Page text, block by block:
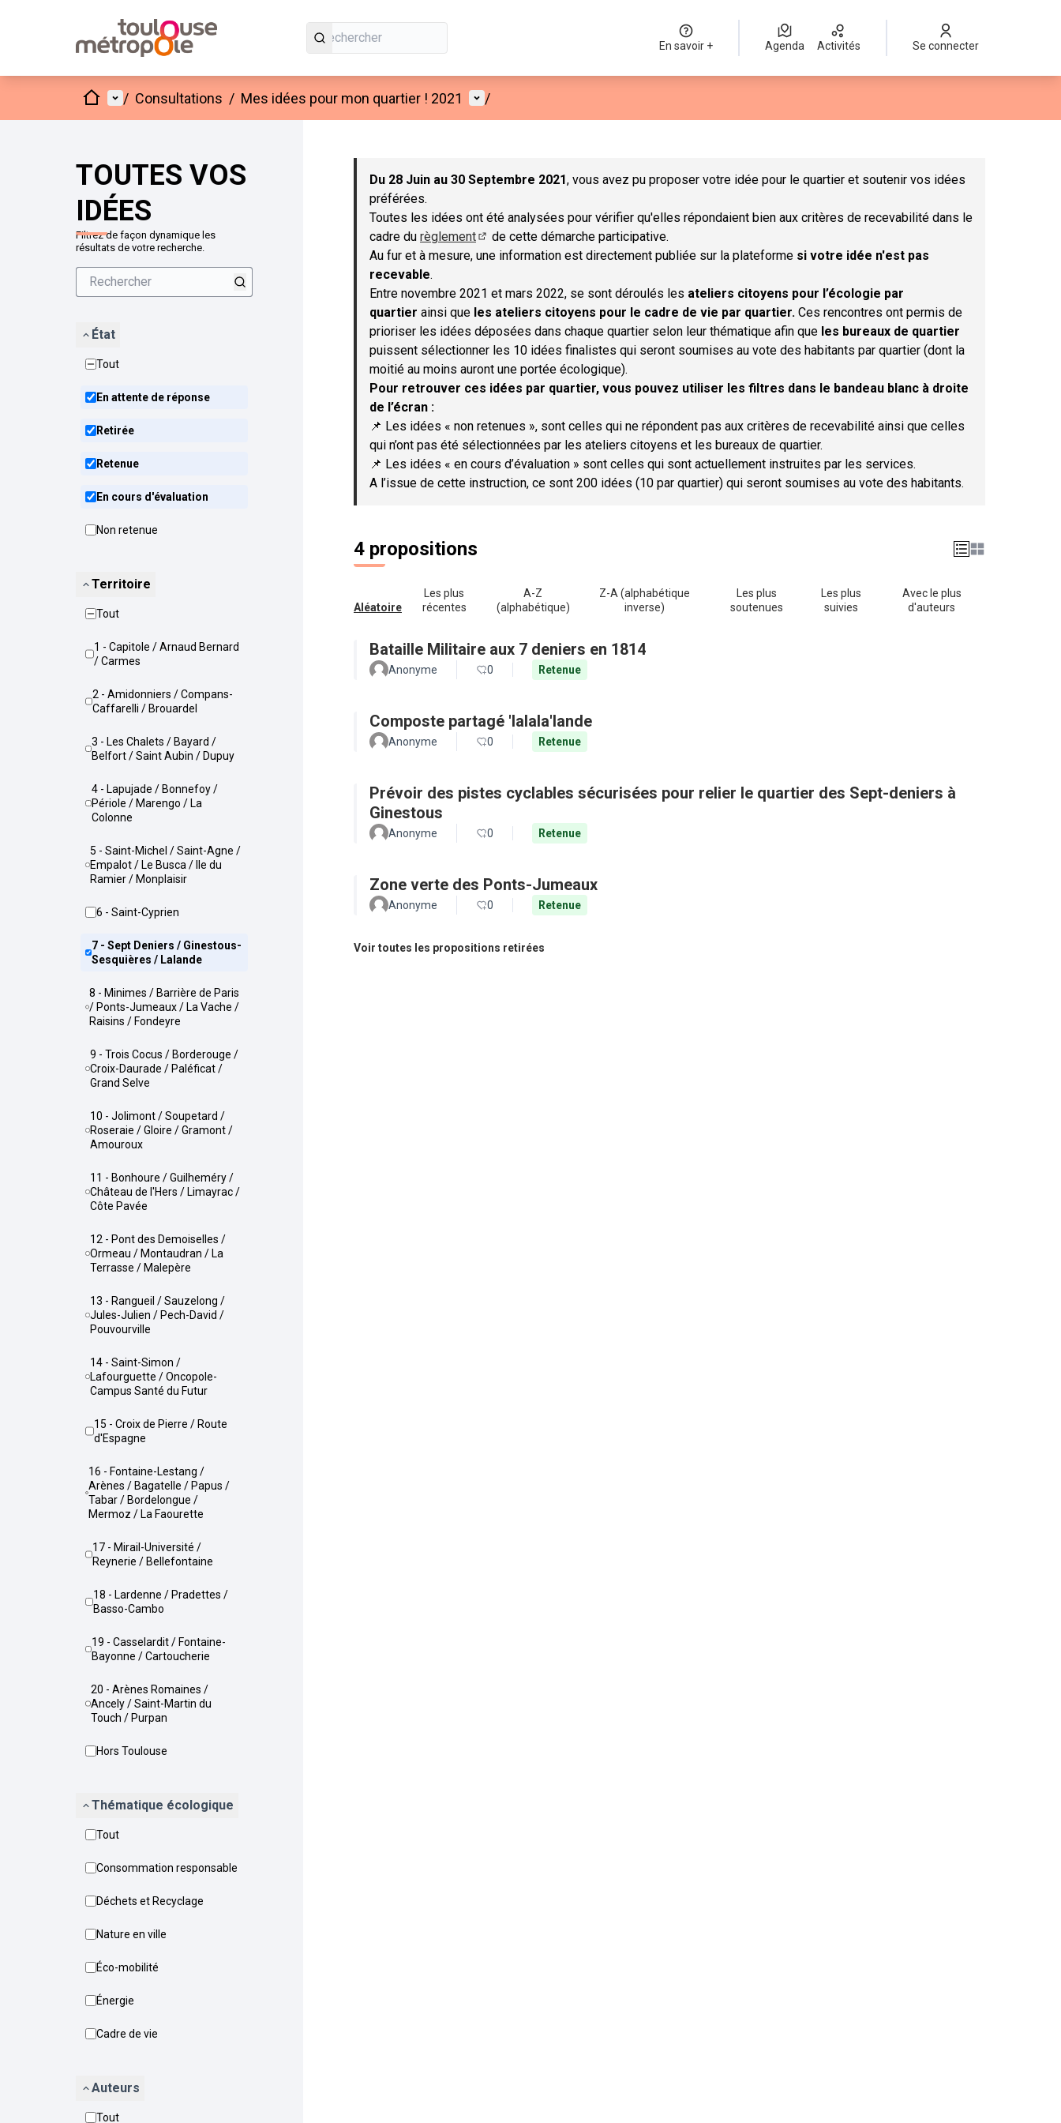
En savoir + Agenda Activités Se connecter
AccueilMenu principal
/ Consultations / Mes idées pour mon quartier ! 2021 Menu utilisateur
/
TOUTES VOS
IDÉES
Filtrez de façon dynamique les
résultats de votre recherche.
État
Tout
En attente de réponse
Retirée
Retenue
En cours d'évaluation
Non retenue
Territoire
Tout
1 - Capitole / Arnaud Bernard
/ Carmes
2 - Amidonniers / Compans-
Caffarelli / Brouardel
3 - Les Chalets / Bayard /
Belfort / Saint Aubin / Dupuy
4 - Lapujade / Bonnefoy /
Périole / Marengo / La
Colonne
5 - Saint-Michel / Saint-Agne /
Empalot / Le Busca / Ile du
Ramier / Monplaisir
6 - Saint-Cyprien
7 - Sept Deniers / Ginestous-
Sesquières / Lalande
8 - Minimes / Barrière de Paris
/ Ponts-Jumeaux / La Vache /
Raisins / Fondeyre
9 - Trois Cocus / Borderouge /
Croix-Daurade / Paléficat /
Grand Selve
10 - Jolimont / Soupetard /
Roseraie / Gloire / Gramont /
Amouroux
11 - Bonhoure / Guilheméry /
Château de l'Hers / Limayrac /
Côte Pavée
12 - Pont des Demoiselles /
Ormeau / Montaudran / La
Terrasse / Malepère
13 - Rangueil / Sauzelong /
Jules-Julien / Pech-David /
Pouvourville
14 - Saint-Simon /
Lafourguette / Oncopole-
Campus Santé du Futur
15 - Croix de Pierre / Route
d'Espagne
16 - Fontaine-Lestang /
Arènes / Bagatelle / Papus /
Tabar / Bordelongue /
Mermoz / La Faourette
17 - Mirail-Université /
Reynerie / Bellefontaine
18 - Lardenne / Pradettes /
Basso-Cambo
19 - Casselardit / Fontaine-
Bayonne / Cartoucherie
20 - Arènes Romaines /
Ancely / Saint-Martin du
Touch / Purpan
Hors Toulouse
Thématique écologique
Tout
Consommation responsable
Déchets et Recyclage
Nature en ville
Éco-mobilité
Énergie
Cadre de vie
Auteurs
Tout
Passer la carte
Du 28 Juin au 30 Septembre 2021, vous avez pu proposer votre idée pour le quartier et soutenir vos idées
préférées.
Toutes les idées ont été analysées pour vérifier qu'elles répondaient bien aux critères de recevabilité dans le
cadre du règlement
(S'ouvre dans un nouvel onglet)
de cette démarche participative.
Au fur et à mesure, une information est directement publiée sur la plateforme si votre idée n'est pas
recevable.
Entre novembre 2021 et mars 2022, se sont déroulés les ateliers citoyens pour l’écologie par
quartier ainsi que les ateliers citoyens pour le cadre de vie par quartier. Ces rencontres ont permis de
prioriser les idées déposées dans chaque quartier selon leur thématique afin que les bureaux de quartier
puissent sélectionner les 10 idées finalistes qui seront soumises au vote des habitants par quartier (dont la
moitié au moins auront une portée écologique).
Pour retrouver ces idées par quartier, vous pouvez utiliser les filtres dans le bandeau blanc à droite
de l’écran :
📌 Les idées « non retenues », sont celles qui ne répondent pas aux critères de recevabilité ainsi que celles
qui n’ont pas été sélectionnées par les ateliers citoyens et les bureaux de quartier.
📌 Les idées « en cours d’évaluation » sont celles qui sont actuellement instruites par les services.
A l’issue de cette instruction, ce sont 200 idées (10 par quartier) qui seront soumises au vote des habitants.
4 propositions
Aléatoire
Les plus
récentes
A-Z
(alphabétique)
Z-A (alphabétique
inverse)
Les plus
soutenues
Les plus
suivies
Avec le plus
d'auteurs
Bataille Militaire aux 7 deniers en 1814
Anonyme 0 Retenue
Composte partagé 'lalala'lande
Anonyme 0 Retenue
Prévoir des pistes cyclables sécurisées pour relier le quartier des Sept-deniers à
Ginestous
Anonyme 0 Retenue
Zone verte des Ponts-Jumeaux
Anonyme 0 Retenue
Voir toutes les propositions retirées